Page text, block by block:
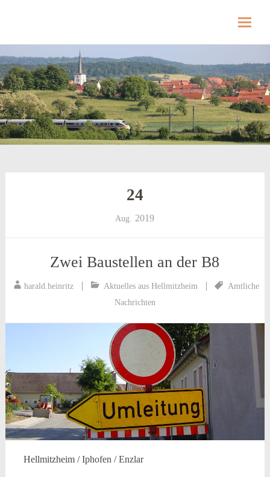
Hellmitzheim.de – fränkisches Dorf am Rande
Skip
content
24
Aug. 2019
Zwei Baustellen an der B8
harald.heinritz Aktuelles aus Hellmitzheim
Amtliche
Nachrichten
Hellmitzheim / Iphofen / Enzlar